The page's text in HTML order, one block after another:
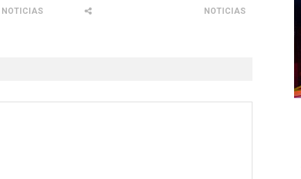
NOTICIAS NOTICIAS